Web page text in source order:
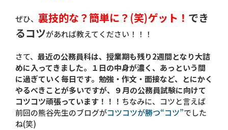
ぜひ、 裏技的な？簡単に？(笑)ゲット！ でき
るコツがあれば教えてください！！！
さて、 最近の公務員科は、授業期も残り2週間となり大詰
めに入ってきました。１日の中身が濃く、あっという間
に過ぎていく毎日です。勉強・作文・面接など、とにかく
やるべきことが多いですが、９月の公務員試験に向けて
コツコツ頑張っています！！！ ちなみに、コツと言えば
前回の熊谷先生のブログがコツコツが勝つ“コツ”でした
ね(笑)